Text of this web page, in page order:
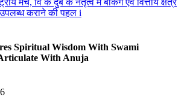
Spiritual Wisdom With Swami
With Anuja